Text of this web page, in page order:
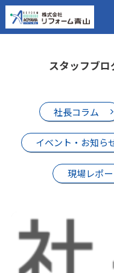
スタッフブ
社長コラム
イベント・お知ら
現場レポー